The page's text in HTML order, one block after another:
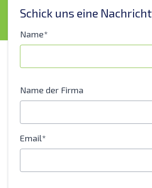
Schick uns eine Nachricht
Name*
Name der Firma
Email*